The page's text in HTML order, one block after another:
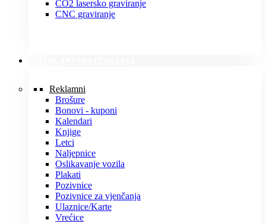
CO2 lasersko graviranje
CNC graviranje
Reklamni
Brošure
Bonovi - kuponi
Kalendari
Knjige
Letci
Naljepnice
Oslikavanje vozila
Plakati
Pozivnice
Pozivnice za vjenčanja
Ulaznice/Karte
Vrećice